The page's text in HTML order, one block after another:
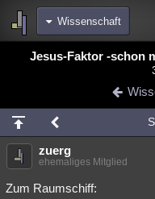
Wissenschaft
Bereiche
Chat Wiki
meine Rubriken
Menschen
Spiritualität
Jesus-Faktor -schon
zuerg
ehemaliges Mitglied
Zum Raumschiff: